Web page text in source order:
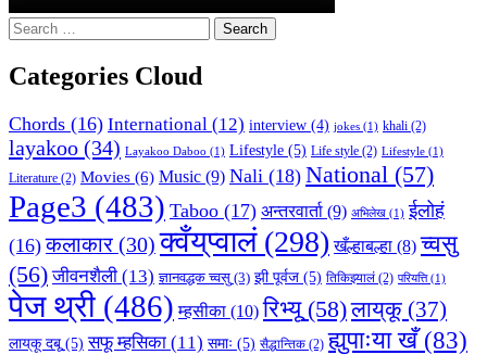
Search
for:
Categories Cloud
Chords (16) International (12) interview (4) jokes (1) khali (2)
layakoo (34) Layakoo Daboo (1) Lifestyle (5) Life style (2) Lifestyle (1)
Literature (2) Movies (6) Music (9) Nali (18) National (57)
Page3 (483) Taboo (17) अन्तरवार्ता (9) अभिलेख (1) ईलोहं
(16) कलाकार (30) क्वँय्‌प्वालं(298) खँल्हाबल्हा (8) च्वसु
(56) जीवनशैली (13) ज्ञानवद्धक च्वसु (3) झी पूर्वज (5) तिकिझ्यालं (2) परियत्ति(1)
पेज थ्री (486) म्हसीका (10) रिभ्यू(58)लाय्‌कू (37)
लाय्‌कू दबू (5) सफू म्हसिका (11) समाः (5) सैद्धान्तिक (2) ह्युपाःया खँ(83)